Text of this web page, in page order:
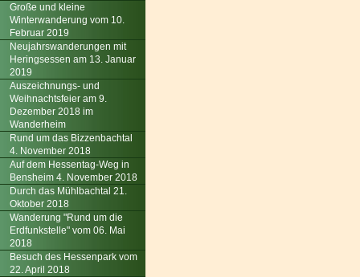
Große und kleine
Winterwanderung vom 10.
Februar 2019
Neujahrswanderungen mit
Heringsessen am 13. Januar
2019
Auszeichnungs- und
Weihnachtsfeier am 9.
Dezember 2018 im
Wanderheim
Rund um das Bizzenbachtal
4. November 2018
Auf dem Hessentag-Weg in
Bensheim 4. November 2018
Durch das Mühlbachtal 21.
Oktober 2018
Wanderung "Rund um die
Erdfunkstelle" vom 06. Mai
2018
Besuch des Hessenpark vom
22. April 2018